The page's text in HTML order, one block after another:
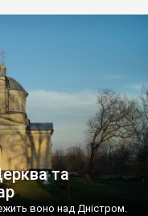
Перше враження про
цвинтаря виявилося
та
воно над Дністром.